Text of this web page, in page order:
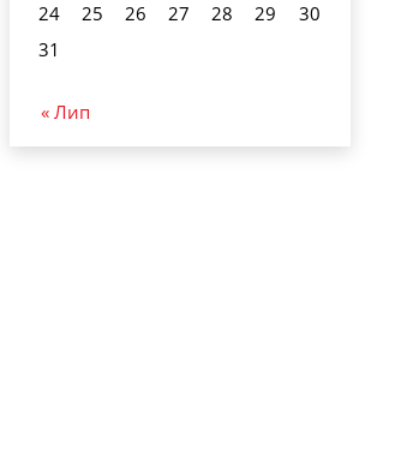
24
25 26 27 28 29
30
31
« Лип